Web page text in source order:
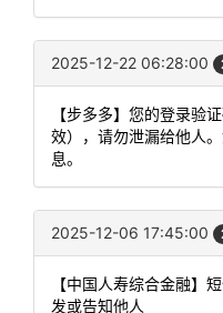
2025-12-22 06:28:00
【步多多】您的登录验
效），请勿泄漏给他人
息。
2025-12-06 17:45:00
【中国人寿综合金融】
发或告知他人